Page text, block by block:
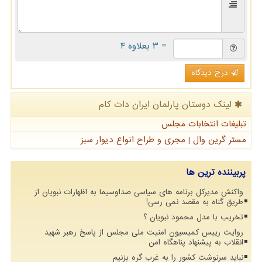
= ۳ بعلاوه ۴
درج دیدگاه
لینک دوستان پارلمان ایران دات كام
تبلیغات انتخابات مجلس
مستر گرین وال | مجری و طراح انواع دیوار سبز
پربیننده ترین ها
واکنش مدیرکل برنامه های سیاسی صداوسیما به اظهارات نبویان از
طریق گناه به مقصد نمی رسی!
تخریب با مدل محمود نبویان ؟
روایت رییس کمیسیون امنیت ملی مجلس از پاسخ رهبر شهید
انقلاب به پیشنهاد پناهگاه امن
نباید سرنوشت کشور را به غرب گره بزنیم